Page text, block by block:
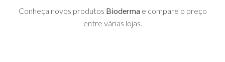
Conheça novos produtos Biodermae compare o preço
entre várias lojas.